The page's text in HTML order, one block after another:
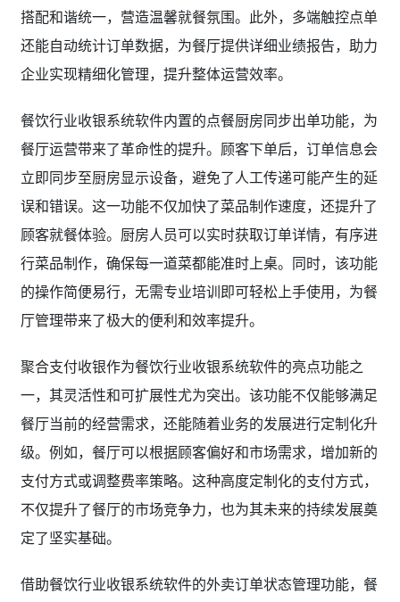
搭配和谐统一，营造温馨就餐氛围。此外，多端触控点单
还能自动统计订单数据，为餐厅提供详细业绩报告，助力
企业实现精细化管理，提升整体运营效率。
餐饮行业收银系统软件内置的点餐厨房同步出单功能，为
餐厅运营带来了革命性的提升。顾客下单后，订单信息会
立即同步至厨房显示设备，避免了人工传递可能产生的延
误和错误。这一功能不仅加快了菜品制作速度，还提升了
顾客就餐体验。厨房人员可以实时获取订单详情，有序进
行菜品制作，确保每一道菜都能准时上桌。同时，该功能
的操作简便易行，无需专业培训即可轻松上手使用，为餐
厅管理带来了极大的便利和效率提升。
聚合支付收银作为餐饮行业收银系统软件的亮点功能之
一，其灵活性和可扩展性尤为突出。该功能不仅能够满足
餐厅当前的经营需求，还能随着业务的发展进行定制化升
级。例如，餐厅可以根据顾客偏好和市场需求，增加新的
支付方式或调整费率策略。这种高度定制化的支付方式，
不仅提升了餐厅的市场竞争力，也为其未来的持续发展奠
定了坚实基础。
借助餐饮行业收银系统软件的外卖订单状态管理功能，餐